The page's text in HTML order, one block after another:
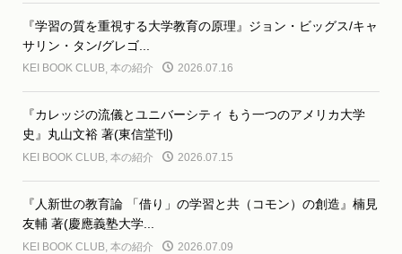
『学習の質を重視する大学教育の原理』ジョン・ビッグス/キャ
サリン・タン/グレゴ...
KEI BOOK CLUB, 本の紹介 2026.07.16
『カレッジの流儀とユニバーシティ もう一つのアメリカ大学
史』丸山文裕 著(東信堂刊)
KEI BOOK CLUB, 本の紹介 2026.07.15
『人新世の教育論 「借り」の学習と共（コモン）の創造』楠見
友輔 著(慶應義塾大学...
KEI BOOK CLUB, 本の紹介 2026.07.09